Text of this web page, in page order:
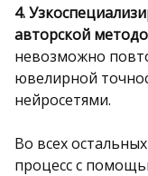
4.
авторской
невозможно
ювелирной
нейросетями.
Во всех
процесс с